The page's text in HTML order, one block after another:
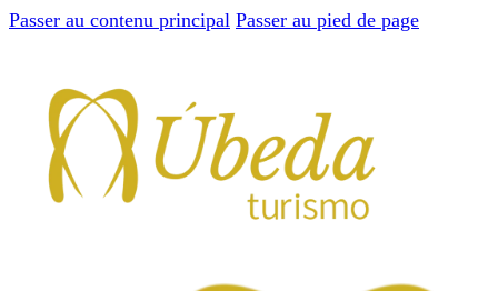
Passer au contenu principal Passer au pied de page